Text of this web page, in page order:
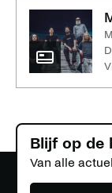
Blijf op de
Van alle